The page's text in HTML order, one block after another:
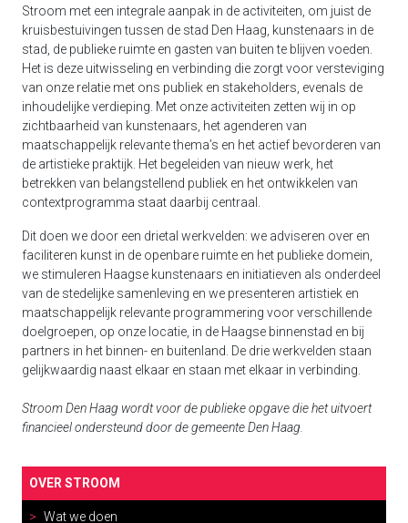
Stroom met een integrale aanpak in de activiteiten, om juist de
kruisbestuivingen tussen de stad Den Haag, kunstenaars in de
stad, de publieke ruimte en gasten van buiten te blijven voeden.
Het is deze uitwisseling en verbinding die zorgt voor versteviging
van onze relatie met ons publiek en stakeholders, evenals de
inhoudelijke verdieping. Met onze activiteiten zetten wij in op
zichtbaarheid van kunstenaars, het agenderen van
maatschappelijk relevante thema’s en het actief bevorderen van
de artistieke praktijk. Het begeleiden van nieuw werk, het
betrekken van belangstellend publiek en het ontwikkelen van
contextprogramma staat daarbij centraal.
Dit doen we door een drietal werkvelden: we adviseren over en
faciliteren kunst in de openbare ruimte en het publieke domein,
we stimuleren Haagse kunstenaars en initiatieven als onderdeel
van de stedelijke samenleving en we presenteren artistiek en
maatschappelijk relevante programmering voor verschillende
doelgroepen, op onze locatie, in de Haagse binnenstad en bij
partners in het binnen- en buitenland. De drie werkvelden staan
gelijkwaardig naast elkaar en staan met elkaar in verbinding.
Stroom Den Haag wordt voor de publieke opgave die het uitvoert
financieel ondersteund door de gemeente Den Haag.
OVER STROOM
Wat we doen